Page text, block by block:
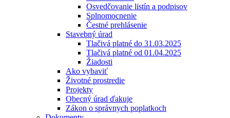
Osvedčovanie listín a podpisov
Splnomocnenie
Čestné prehlásenie
Stavebný úrad
Tlačivá platné do 31.03.2025
Tlačivá platné od 01.04.2025
Žiadosti
Ako vybaviť
Životné prostredie
Projekty
Obecný úrad ďakuje
Zákon o správnych poplatkoch